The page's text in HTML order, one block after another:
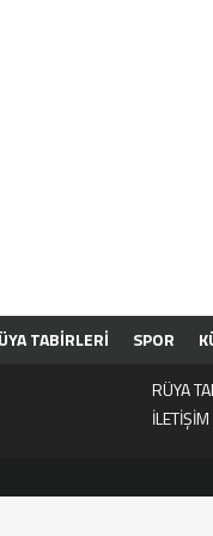
TABİRLERİ SPOR
RÜYA
İLETİŞİM